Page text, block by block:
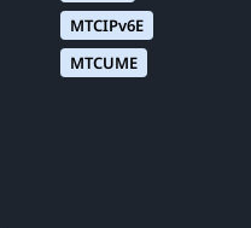
MTCIPv6E
MTCUME